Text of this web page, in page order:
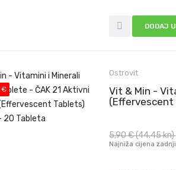
DODAJ
€
Ostrovit
Vit & Min -
5,90 €(44.45 kn)
Najniža cijena